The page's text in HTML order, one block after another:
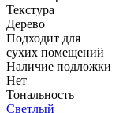
Текстура
Дерево
Подходит для
cухих помещений
Наличие подложки
Нет
Тональность
Светлый